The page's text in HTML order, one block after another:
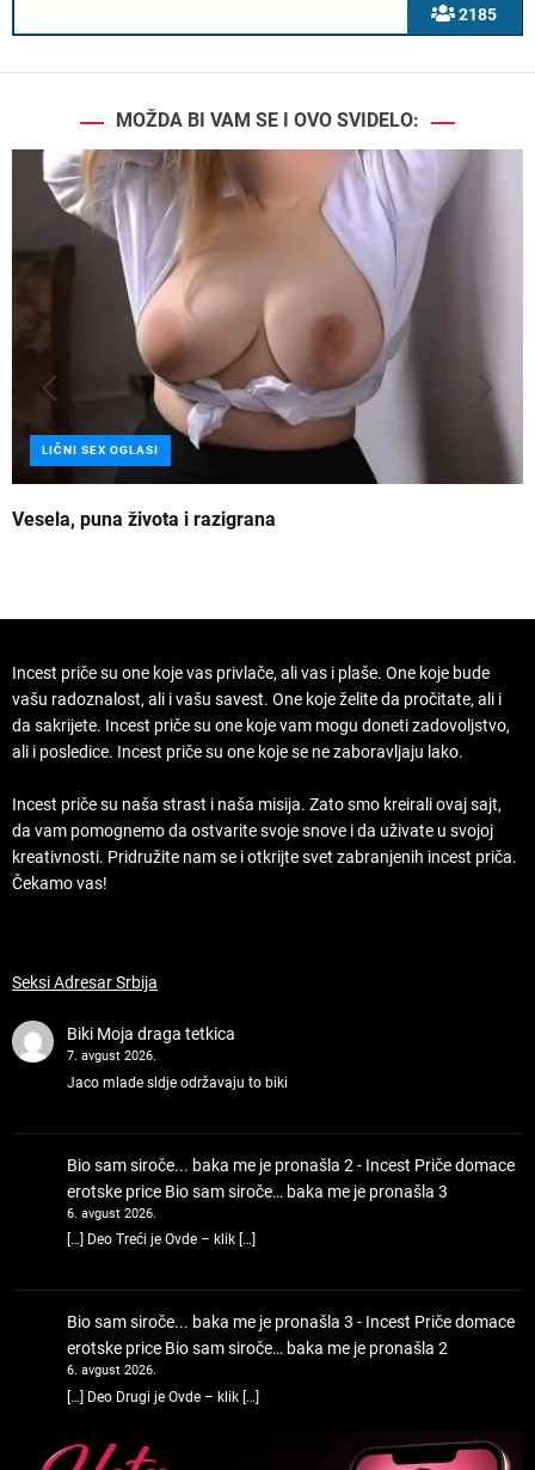
2185
MOŽDA BI VAM SE I OVO SVIDELO:
LIČNI SEX OGLASI
Vesela, puna života i razigrana
Incest priče su one koje vas privlače, ali vas i plaše. One koje bude
vašu radoznalost, ali i vašu savest. One koje želite da pročitate, ali i
da sakrijete. Incest priče su one koje vam mogu doneti zadovoljstvo,
ali i posledice. Incest priče su one koje se ne zaboravljaju lako.
Incest priče su naša strast i naša misija. Zato smo kreirali ovaj sajt,
da vam pomognemo da ostvarite svoje snove i da uživate u svojoj
kreativnosti. Pridružite nam se i otkrijte svet zabranjenih incest priča.
Čekamo vas!
Seksi Adresar Srbija
Biki Moja draga tetkica
7. avgust 2026.
Jaco mlade sldje održavaju to biki
Bio sam siroče... baka me je pronašla 2 - Incest Priče domace
erotske price Bio sam siroče… baka me je pronašla 3
6. avgust 2026.
[…] Deo Treći je Ovde – klik […]
Bio sam siroče... baka me je pronašla 3 - Incest Priče domace
erotske price Bio sam siroče… baka me je pronašla 2
6. avgust 2026.
[…] Deo Drugi je Ovde – klik […]